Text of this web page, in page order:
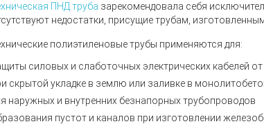
ПНД труба зарекомендовала себя
недостатки, присущие трубам,
полиэтиленовые трубы применяются для:
силовых и слаботочных электрических кабелей
скрытой укладке в землю или заливке в
наружных и внутренних безнапорных трубопроводов
пустот и каналов при изготовлении